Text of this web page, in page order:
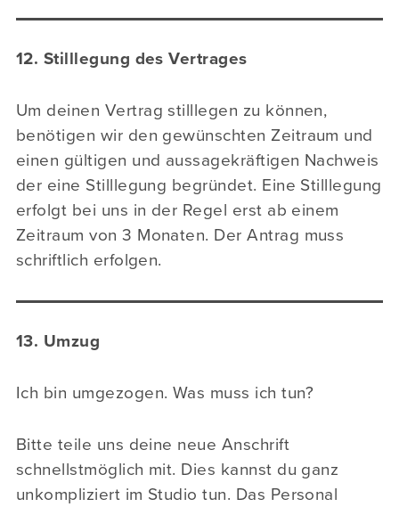
12. Stilllegung des Vertrages
Um deinen Vertrag stilllegen zu können,
benötigen wir den gewünschten Zeitraum und
einen gültigen und aussagekräftigen Nachweis
der eine Stilllegung begründet. Eine Stilllegung
erfolgt bei uns in der Regel erst ab einem
Zeitraum von 3 Monaten. Der Antrag muss
schriftlich erfolgen.
13. Umzug
Ich bin umgezogen. Was muss ich tun?
Bitte teile uns deine neue Anschrift
schnellstmöglich mit. Dies kannst du ganz
unkompliziert im Studio tun. Das Personal